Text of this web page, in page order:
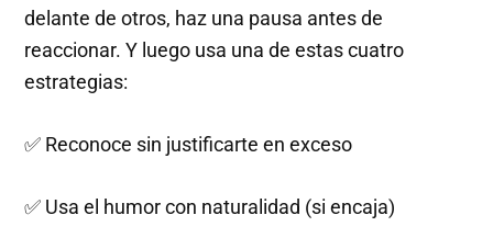
delante de otros, haz una pausa antes de
reaccionar. Y luego usa una de estas cuatro
estrategias:
✅ Reconoce sin justificarte en exceso
✅ Usa el humor con naturalidad (si encaja)